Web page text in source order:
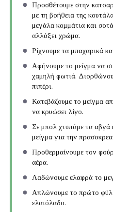
Προσθέτουμε στην
με τη βοήθεια της
μεγάλα κομμάτια και
αλλάξει χρώμα.
Ρίχνουμε τα μπαχαρικά
Αφήνουμε το μείγμα να
χαμηλή φωτιά.
πιπέρι.
Κατεβάζουμε το μείγμα
να κρυώσει λίγο.
Σε μπολ χτυπάμε τα αβγά
μείγμα για την
Προθερμαίνουμε τον
αέρα.
Λαδώνουμε ελαφρά το
Απλώνουμε το πρώτο
ελαιόλαδο.